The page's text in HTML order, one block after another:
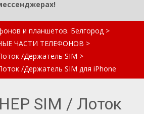
и планшетов. Белгород >
ЧАСТИ ТЕЛЕФОНОВ >
/Держатель SIM >
/Держатель SIM для iPhone
SIM / Лоток